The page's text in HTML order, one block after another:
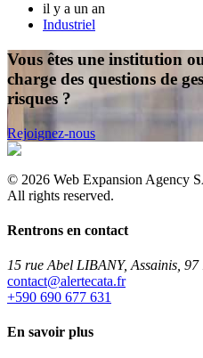
il y a un an
Industriel
Vous êtes une institution
charge des questions de
risques ?
Rejoignez-nous
© 2026 Web Expansion Agency
All rights reserved.
Rentrons en contact
15 rue Abel LIBANY, Assainis, 97
rf.atacetrela@tcatnoc
+590 690 677 631
En savoir plus